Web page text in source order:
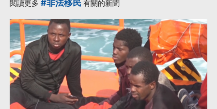
閱讀更多 #非法移民 有關的新聞